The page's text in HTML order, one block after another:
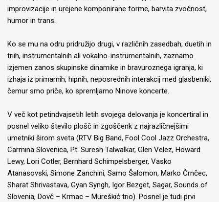
improvizacije in urejene komponirane forme, barvita zvočnost,
humor in trans.
Ko se mu na odru pridružijo drugi, v različnih zasedbah, duetih in
triih, instrumentalnih ali vokalno-instrumentalnih, zaznamo
izjemen zanos skupinske dinamike in bravuroznega igranja, ki
izhaja iz primarnih, hipnih, neposrednih interakcij med glasbeniki,
čemur smo priče, ko spremljamo Ninove koncerte.
V več kot petindvajsetih letih svojega delovanja je koncertiral in
posnel veliko število plošč in zgoščenk z najrazličnejšimi
umetniki širom sveta (RTV Big Band, Fool Cool Jazz Orchestra,
Carmina Slovenica, Pt. Suresh Talwalkar, Glen Velez, Howard
Lewy, Lori Cotler, Bernhard Schimpelsberger, Vasko
Atanasovski, Simone Zanchini, Samo Šalomon, Marko Črnčec,
Sharat Shrivastava, Gyan Syngh, Igor Bezget, Sagar, Sounds of
Slovenia, Dovč – Krmac – Mureškić trio). Posnel je tudi prvi